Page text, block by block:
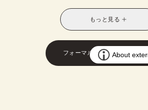
もっと見る
フォーマル着物プラン一覧を